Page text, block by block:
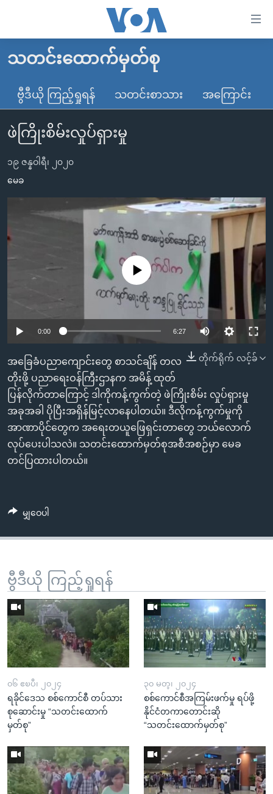
လွယ်ကူ
သည့်
Link
များ
ပင်မ
အကြောင်းအရာ
ကြည့်
ရန်
ပင်မ
စာမျက်နှာ
ကျော်
ကြည့်
ရန်
ရှာဖွေ
ရန်
နေရာ
သို့
ကျော်
မူလစာမျက်နှာ
မြန်မာ
ကမ္ဘာ့သတင်းများ
နိုင်ငံတကာ
အစ္စရေး-ပါလက်စတိုင်း
ဗွီဒီယို
အင်္ဂလိပ်စာလေ့လာမယ်
အမေရိကန်သုံးအီဒီယံ
မကြေးမုံရဲ့ အင်္ဂလိပ်စာ
ရုပ်ရှင်ထဲက အင်္ဂလိပ်စာ
အပတ်စဉ်ကဏ္ဍများ
ရေဒီယိုနှင့်ရုပ်သံ အချက်အလက်များ
ရေဒီယို/တီဗွီအစီအစဉ်
ဗွီအိုအေ လူမှုကွန်ယက်များ
ဘာသာစကားများ
သတင်းထောက်မှတ်စု
ဗွီဒီယို ကြည့်ရှုရန် သတင်းစာသား အကြောင်း
ဖဲကြိုးစိမ်းလှုပ်ရှားမှု
၁၉ ဇန္နဝါရီ၊ ၂၀၂၀
မေခ
No media source currently available
0:00 6:27
တိုက်ရိုက် လင့်ခ်
အခြေခံပညာကျောင်းတွေ စာသင်ချိန် တလ
တိုးဖို့ ပညာရေးဝန်ကြီးဌာနက အမိန့် ထုတ်
ပြန်လိုက်တာကြောင့် ဒါကိုကန့်ကွက်တဲ့ ဖဲကြိုးစိမ်း လှုပ်ရှားမှု
အခုအခါ ပိုပြီးအရှိန်မြင့်လာနေပါတယ်။ ဒီလိုကန့်ကွက်မှုကို
အာဏာပိုင်တွေက အရေးတယူဖြေရှင်းတာတွေ ဘယ်လောက်
လုပ်ပေးပါသလဲ။ သတင်းထောက်မှတ်စုအစီအစဉ်မှာ မေခ
တင်ပြထားပါတယ်။
မျှဝေပါ
ဗွီဒီယို ကြည့်ရှုရန်
၀၆ ဧၿပီ၊ ၂၀၂၄
ရခိုင်ဒေသ စစ်ကောင်စီ တပ်သား
စုဆောင်းမှု “သတင်းထောက်
မှတ်စု”
၃၀ မတ္၊ ၂၀၂၄
စစ်ကောင်စီအကြမ်းဖက်မှု ရပ်ဖို့
နိုင်ငံတကာတောင်းဆို
“သတင်းထောက်မှတ်စု”